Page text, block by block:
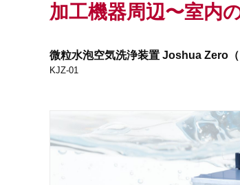
加工機器周辺〜室内
微粒水泡空気洗浄装置 Joshua Zero（
KJZ-01